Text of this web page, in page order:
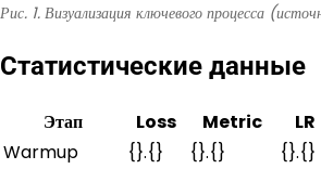
Рис. 1. Визуализация ключевого процесса
Статистические данные
Этап Loss Metric LR
Warmup
{}.{} {}.{} {}.{}